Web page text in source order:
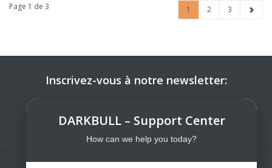
Page 1 de 3 1 2 3
Inscrivez-vous à notre newsletter:
DARKBULL – Support Center
How can we help you today?